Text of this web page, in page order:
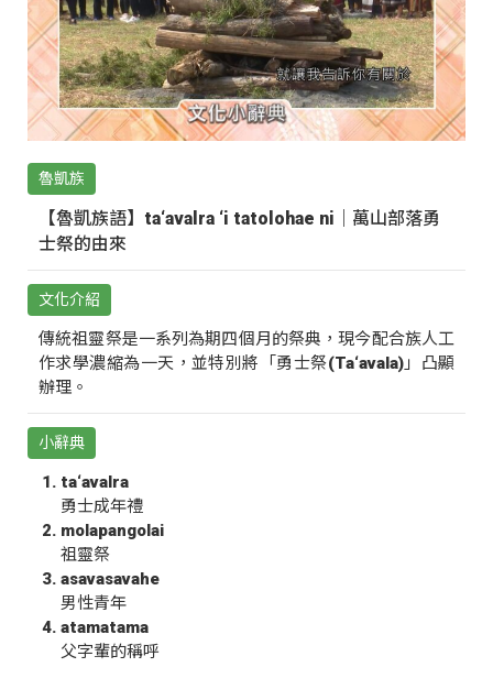
魯凱族
【魯凱族語】ta‘avalra ‘i tatolohae ni｜萬山部落勇
士祭的由來
文化介紹
傳統祖靈祭是一系列為期四個月的祭典，現今配合族人工
作求學濃縮為一天，並特別將「勇士祭(Ta‘avala)」凸顯
辦理。
小辭典
ta‘avalra
勇士成年禮
molapangolai
祖靈祭
asavasavahe
男性青年
atamatama
父字輩的稱呼